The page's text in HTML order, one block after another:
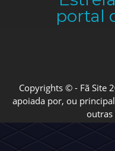
portal
Copyrights © - Fã Site
apoiada por, ou
outras